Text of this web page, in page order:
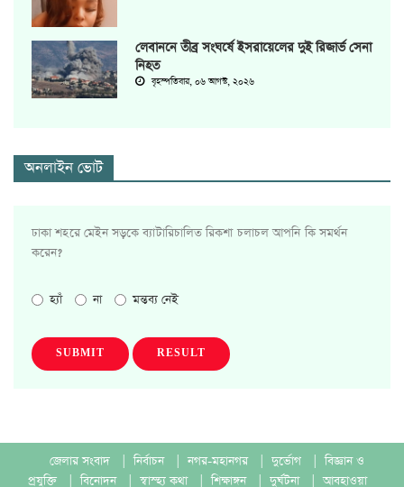
লেবাননে তীব্র সংঘর্ষে ইসরায়েলের দুই রিজার্ভ সেনা
নিহত
বৃহস্পতিবার, ০৬ আগস্ট, ২০২৬
অনলাইন ভোট
ঢাকা শহরে মেইন সড়কে ব্যাটারিচালিত রিকশা চলাচল আপনি কি সমর্থন
করেন?
হ্যাঁ না মন্তব্য নেই
SUBMIT RESULT
জেলার সংবাদ নির্বাচন নগর-মহানগর দুর্ভোগ
বিজ্ঞান ও
প্রযুক্তি
বিনোদন স্বাস্হ্য কথা শিক্ষাঙ্গন দুর্ঘটনা
আবহাওয়া